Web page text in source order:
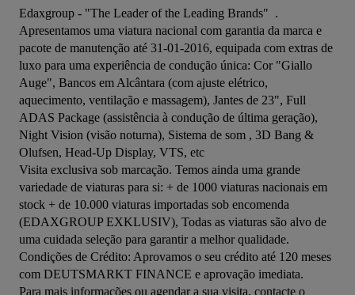
Edaxgroup - "The Leader of the Leading Brands"  .
Apresentamos uma viatura nacional com garantia da marca e
pacote de manutenção até 31-01-2016, equipada com extras de
luxo para uma experiência de condução única: Cor "Giallo
Auge", Bancos em Alcântara (com ajuste elétrico,
aquecimento, ventilação e massagem), Jantes de 23", Full
ADAS Package (assistência à condução de última geração),
Night Vision (visão noturna), Sistema de som , 3D Bang &
Olufsen, Head-Up Display, VTS, etc
Visita exclusiva sob marcação. Temos ainda uma grande
variedade de viaturas para si: + de 1000 viaturas nacionais em
stock + de 10.000 viaturas importadas sob encomenda
(EDAXGROUP EXKLUSIV), Todas as viaturas são alvo de
uma cuidada seleção para garantir a melhor qualidade.
Condições de Crédito: Aprovamos o seu crédito até 120 meses
com DEUTSMARKT FINANCE e aprovação imediata.
Para mais informações ou agendar a sua visita, contacte o